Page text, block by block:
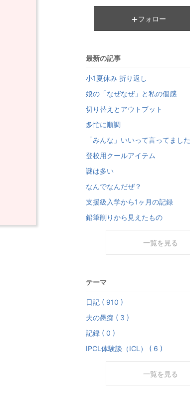
フォロー
最新の記事
小1夏休み 折り返し
娘の「なぜなぜ」と私の個感
切り替えとアウトプット
多忙に順調
「みんな」いいって言ってました
登校用クールアイテム
謎は多い
なんでなんだぜ？
支援級入学から1ヶ月の記録
鉛筆削りから見えたもの
一覧を見る
テーマ
日記 ( 910 )
夫の愚痴 ( 3 )
記録 ( 0 )
IPCL体験談（ICL） ( 6 )
一覧を見る